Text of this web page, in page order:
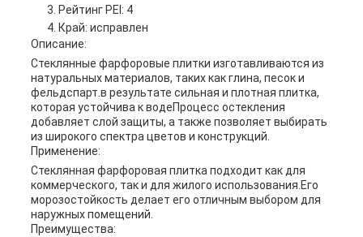
Рейтинг PEI: 4
Край: исправлен
Описание:
Стеклянные фарфоровые плитки изготавливаются из
натуральных материалов, таких как глина, песок и
фельдспарт.в результате сильная и плотная плитка,
которая устойчива к водеПроцесс остекления
добавляет слой защиты, а также позволяет выбирать
из широкого спектра цветов и конструкций.
Применение:
Стеклянная фарфоровая плитка подходит как для
коммерческого, так и для жилого использования.Его
морозостойкость делает его отличным выбором для
наружных помещений.
Преимущества: